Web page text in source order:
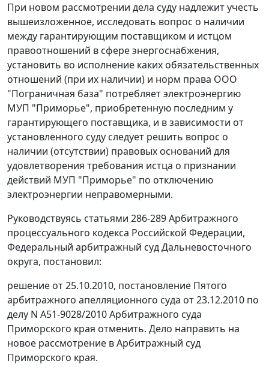
При новом рассмотрении дела суду надлежит учесть
вышеизложенное, исследовать вопрос о наличии
между гарантирующим поставщиком и истцом
правоотношений в сфере энергоснабжения,
установить во исполнение каких обязательственных
отношений (при их наличии) и норм права ООО
"Пограничная база" потребляет электроэнергию
МУП "Приморье", приобретенную последним у
гарантирующего поставщика, и в зависимости от
установленного суду следует решить вопрос о
наличии (отсутствии) правовых оснований для
удовлетворения требования истца о признании
действий МУП "Приморье" по отключению
электроэнергии неправомерными.
Руководствуясь статьями 286-289Арбитражного
процессуального кодекса Российской Федерации,
Федеральный арбитражный суд Дальневосточного
округа, постановил:
решение от 25.10.2010, постановление Пятого
арбитражного апелляционного суда от 23.12.2010 по
делу N А51-9028/2010 Арбитражного суда
Приморского края отменить. Дело направить на
новое рассмотрение в Арбитражный суд
Приморского края.